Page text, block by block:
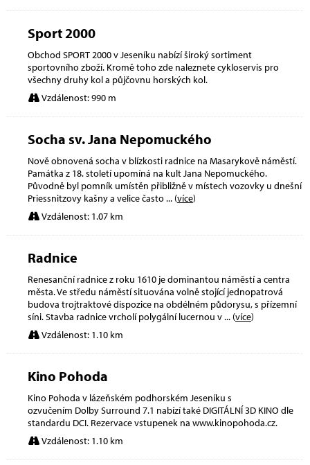
Sport 2000
Obchod SPORT 2000 v Jeseníku nabízí široký sortiment
sportovního zboží. Kromě toho zde naleznete cykloservis pro
všechny druhy kol a půjčovnu horských kol.
Vzdálenost: 990 m
Socha sv. Jana Nepomuckého
Nově obnovená socha v blízkosti radnice na Masarykově náměstí.
Památka z 18. století upomíná na kult Jana Nepomuckého.
Původně byl pomník umístěn přibližně v místech vozovky u dnešní
Priessnitzovy kašny a velice často... (více)
Vzdálenost: 1.07 km
Radnice
Renesanční radnice z roku 1610 je dominantou náměstí a centra
města. Ve středu náměstí situována volně stojící jednopatrová
budova trojtraktové dispozice na obdélném půdorysu, s přízemní
síni. Stavba radnice vrcholí polygální lucernou v... (více)
Vzdálenost: 1.10 km
Kino Pohoda
Kino Pohoda v lázeňském podhorském Jeseníku s
ozvučením Dolby Surround 7.1 nabízí také DIGITÁLNÍ 3D KINO dle
standardu DCI. Rezervace vstupenek na www.kinopohoda.cz.
Vzdálenost: 1.10 km